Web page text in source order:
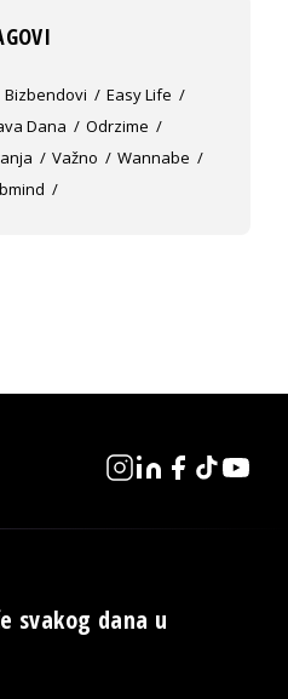
Bizbendovi
Easy Life
Dana
Odrzime
Važno
Wannabe
svakog dana u